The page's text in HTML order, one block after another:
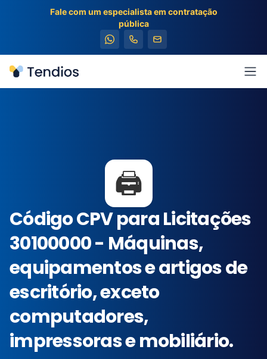
Fale com um especialista em contratação
pública
Tendios
🖨️
Código CPV para Licitações
30100000 - Máquinas,
equipamentos e artigos de
escritório, exceto
computadores,
impressoras e mobiliário.